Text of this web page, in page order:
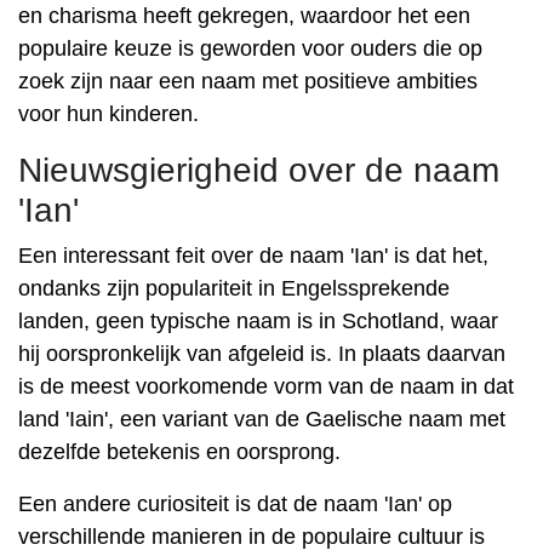
en charisma heeft gekregen, waardoor het een
populaire keuze is geworden voor ouders die op
zoek zijn naar een naam met positieve ambities
voor hun kinderen.
Nieuwsgierigheid over de naam
'Ian'
Een interessant feit over de naam 'Ian' is dat het,
ondanks zijn populariteit in Engelssprekende
landen, geen typische naam is in Schotland, waar
hij oorspronkelijk van afgeleid is. In plaats daarvan
is de meest voorkomende vorm van de naam in dat
land 'Iain', een variant van de Gaelische naam met
dezelfde betekenis en oorsprong.
Een andere curiositeit is dat de naam 'Ian' op
verschillende manieren in de populaire cultuur is